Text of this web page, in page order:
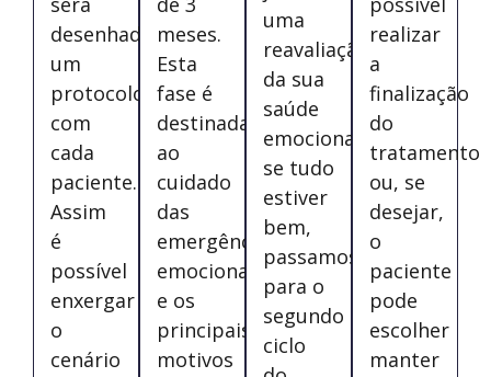
desenhado
um
protocolo
com
cada
paciente.
Assim
é
possível
enxergar
o
cenário
meses.
Esta
fase é
destinada
ao
cuidado
das
emergências
emocionais
e os
principais
motivos
uma
reavaliação
da sua
saúde
emocional:
se tudo
estiver
bem,
passamos
para o
segundo
ciclo
realizar
a
finalização
do
tratamento
ou, se
desejar,
o
paciente
pode
escolher
manter